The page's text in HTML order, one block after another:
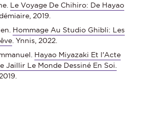
Le Voyage De Chihiro: De Hayao
2019.
Hommage Au Studio Ghibli: Les
. Ynnis, 2022.
Hayao Miyazaki Et l'Acte
Jaillir Le Monde Dessiné En Soi.